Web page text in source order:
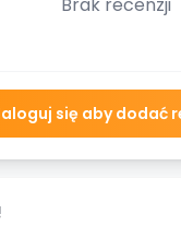
się aby dodać